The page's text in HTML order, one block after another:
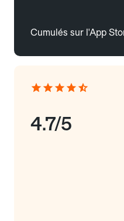
Cumulés sur l'App
4.7/5